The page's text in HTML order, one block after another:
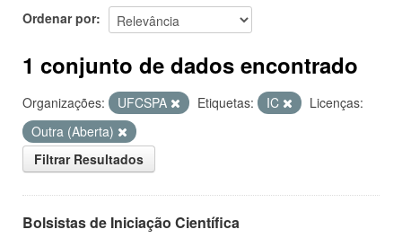
Ordenar por
1 conjunto de dados encontrado
Organizações: UFCSPA Etiquetas: IC
Licenças:
Outra (Aberta)
Filtrar Resultados
Bolsistas de Iniciação Científica